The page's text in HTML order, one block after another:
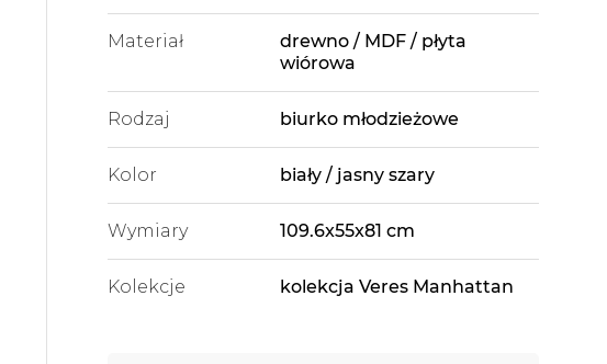
Materiał
drewno / MDF / płyta
wiórowa
Rodzaj biurko młodzieżowe
Kolor biały / jasny szary
Wymiary 109.6x55x81 cm
Kolekcje kolekcja Veres Manhattan